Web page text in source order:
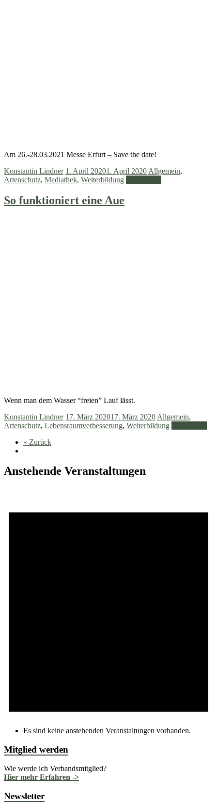
Am 26.-28.03.2021 Messe Erfurt – Save the date!
Konstantin Lindner 1. April 20201. April 2020 Allgemein,
Artenschutz, Mediathek, Weiterbildung
So funktioniert eine Aue
Wenn man dem Wasser “freien” Lauf lässt.
Konstantin Lindner 17. März 202017. März 2020 Allgemein,
Artenschutz, Lebensraumverbesserung, Weiterbildung
« Zurück
Anstehende Veranstaltungen
Es sind keine anstehenden Veranstaltungen vorhanden.
Mitglied werden
Wie werde ich Verbandsmitglied?
Hier mehr Erfahren ->
Newsletter